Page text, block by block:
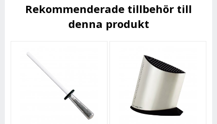
Rekommenderade tillbehör till
denna produkt